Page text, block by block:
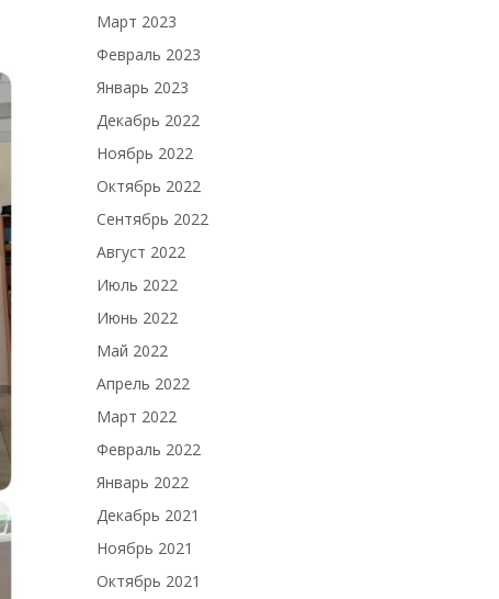
Март 2023
Февраль 2023
Январь 2023
Декабрь 2022
Ноябрь 2022
Октябрь 2022
Сентябрь 2022
Август 2022
Июль 2022
Июнь 2022
Май 2022
Апрель 2022
Март 2022
Февраль 2022
Январь 2022
Декабрь 2021
Ноябрь 2021
Октябрь 2021